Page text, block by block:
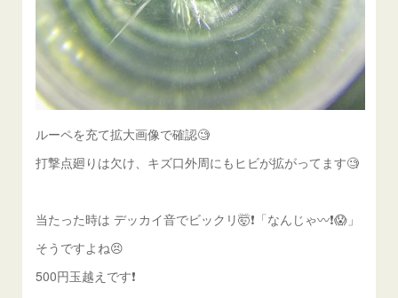
ルーペを充て拡大画像で確認🧐
打撃点廻りは欠け、キズ口外周にもヒビが拡がってます🧐
当たった時は デッカイ音でビックリ🤯❗️「なんじゃ〰️❗️😱」
そうですよね😣
500円玉越えです❗️